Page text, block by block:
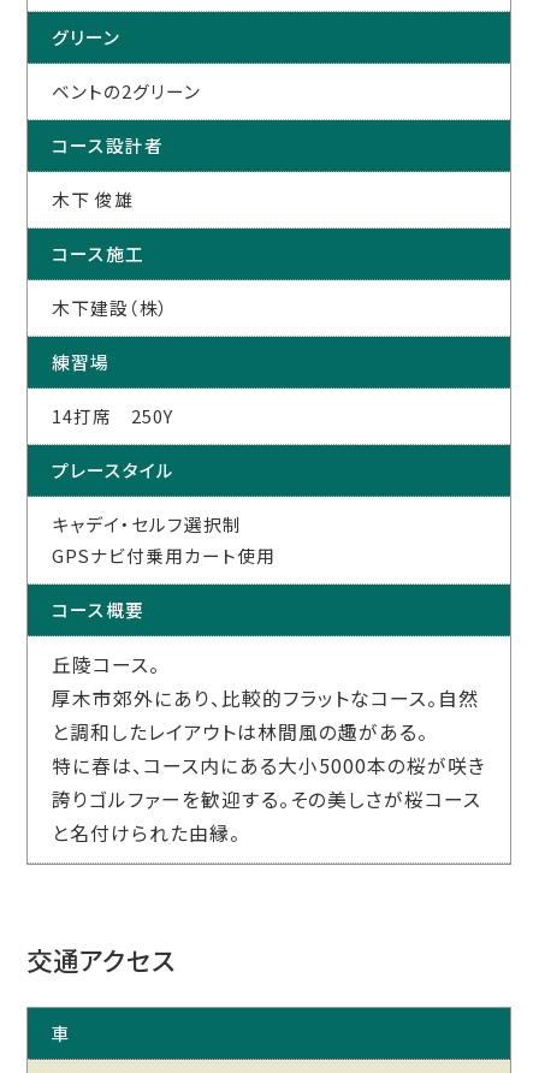
グリーン
ベントの2グリーン
コース設計者
木下 俊雄
コース施工
木下建設（株）
練習場
14打席 250Y
プレースタイル
キャデイ・セルフ選択制
GPSナビ付乗用カート使用
コース概要
丘陵コース。
厚木市郊外にあり、比較的フラットなコース。自然
と調和したレイアウトは林間風の趣がある。
特に春は、コース内にある大小5000本の桜が咲き
誇りゴルファーを歓迎する。その美しさが桜コース
と名付けられた由縁。
交通アクセス
車